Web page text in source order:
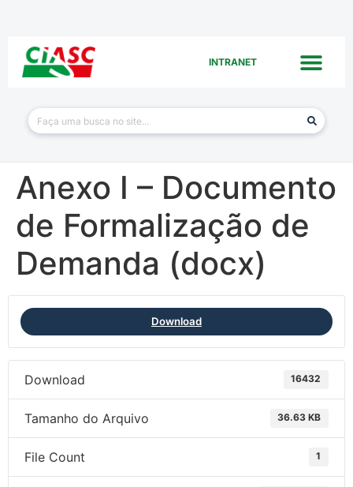
INTRANET
Anexo I – Documento
de Formalização de
Demanda (docx)
Download
Download 16432
Tamanho do Arquivo 36.63 KB
File Count 1